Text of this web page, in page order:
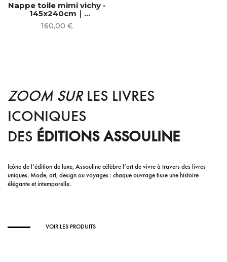
Nappe toile mimi vichy ◦
145x240cm｜
Blush/bourdon noir
Prix
160,00 €
ZOOM SUR LES LIVRES
ICONIQUES
DES ÉDITIONS ASSOULINE
Icône de l’édition de luxe, Assouline célèbre l’art de vivre à travers des livres
uniques. Mode, art, design ou voyages : chaque ouvrage tisse une histoire
élégante et intemporelle.
VOIR LES PRODUITS